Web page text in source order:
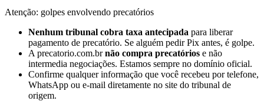
Atenção: golpes envolvendo precatórios
Nenhum tribunal cobra taxa antecipada para liberar
pagamento de precatório. Se alguém pedir Pix antes, é golpe.
A precatorio.com.brnão compra precatórios e não
intermedia negociações. Estamos sempre no domínio oficial.
Confirme qualquer informação que você recebeu por telefone,
WhatsApp ou e-mail diretamente no site do tribunal de
origem.